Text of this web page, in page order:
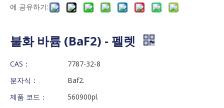
에 공유하기:
불화 바륨 (BaF2) - 펠렛
CAS：
7787-32-8
분자식：
Baf2.
제품 코드：
560900pl.